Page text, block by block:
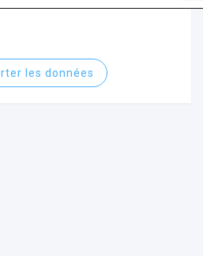
les données